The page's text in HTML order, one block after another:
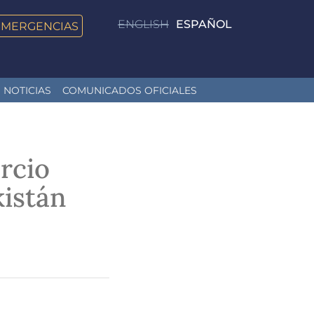
ENGLISH ESPAÑOL
NOTICIAS COMUNICADOS OFICIALES